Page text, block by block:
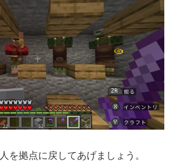
を拠点に戻してあげましょう。